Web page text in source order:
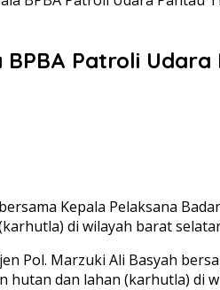
Patroli
Kepala Pelaksana
di wilayah barat
Pol. Marzuki Ali Basyah
dan lahan (karhutla) di